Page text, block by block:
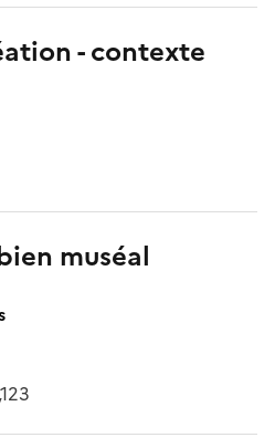
- contexte
muséal